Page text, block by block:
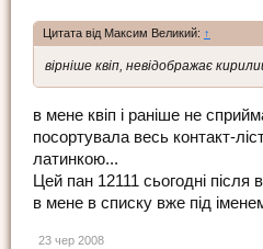
Цитата від Максим Великий: ↑
вірніше квіп, невідображає
в мене квіп і раніше не
посортувала весь контакт-
латинкою...
Цей пан 12111 сьогодні
в мене в списку вже під
23 чер 2008